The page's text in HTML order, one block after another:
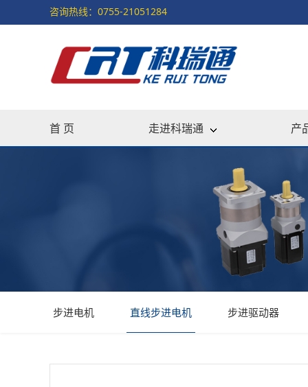
咨询热线：0755-21051284
首 页 走进科瑞通 产
步进电机 直线步进电机 步进驱动器